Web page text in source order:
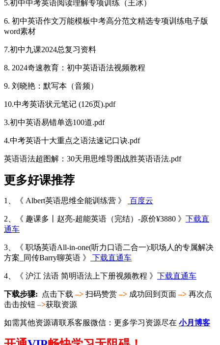
5.初中中考英语阅读理解专项训练（王冰）
6. 初中英语作文万能模板中考高分范文精选专项训练电子版
word素材
7.初中九课2024总复习资料
8. 2024奇速教育：初中英语语法视频教程
9. 刘晓艳：默写本（音频）
10.中考英语状元笔记 (126页).pdf
3.初中英语易错单选100道.pdf
4.中考英语十大重点之语法速记口诀.pdf
英语语法超图解：30天用思维导图战胜英语语法.pdf
更多好课推荐
1、《 Albert英语思维全能训练营 》 百度云
2、《 趣课多丨赵亮-超能英语（完结）-原价¥3880 》 下载直
通车
3、《 职场英语All-in-one(听力口语二合一):职场人的专属解决
方案_同传Barry聊英语 》
下载直通车
4、《 沪江 法语 简明语法上下册视频教程 》 下载直通车
下载步骤: 点击下载 –> 扫码赞赏–> 成功回到页面–> 再次点
击击按钮–>获取资源
如需其他资源请联系客服微信：更多学习资源尽在 小月博客